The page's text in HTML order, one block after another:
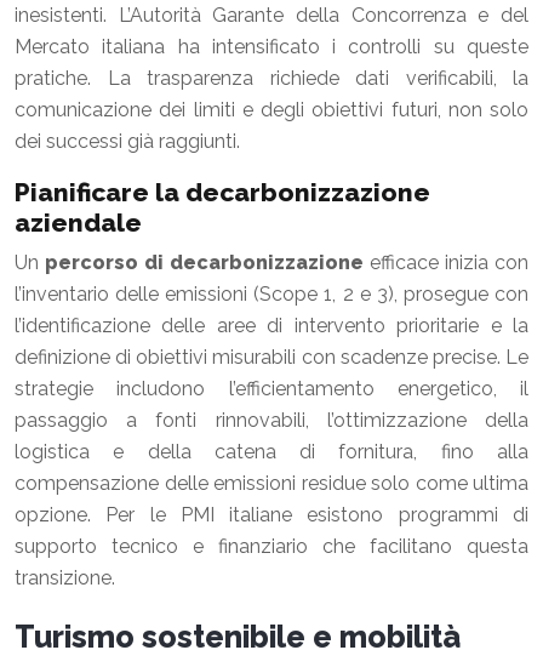
inesistenti. L’Autorità Garante della Concorrenza e del
Mercato italiana ha intensificato i controlli su queste
pratiche. La trasparenza richiede dati verificabili, la
comunicazione dei limiti e degli obiettivi futuri, non solo
dei successi già raggiunti.
Pianificare la decarbonizzazione
aziendale
Un percorso di decarbonizzazione efficace inizia con
l’inventario delle emissioni (Scope 1, 2 e 3), prosegue con
l’identificazione delle aree di intervento prioritarie e la
definizione di obiettivi misurabili con scadenze precise. Le
strategie includono l’efficientamento energetico, il
passaggio a fonti rinnovabili, l’ottimizzazione della
logistica e della catena di fornitura, fino alla
compensazione delle emissioni residue solo come ultima
opzione. Per le PMI italiane esistono programmi di
supporto tecnico e finanziario che facilitano questa
transizione.
Turismo sostenibile e mobilità